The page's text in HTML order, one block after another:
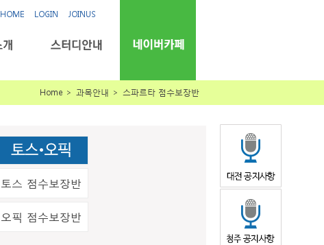
HOME LOGIN JOINUS
Home ＞ 과목안내 ＞ 스파르타 점수보장반
토스 점수보장반
오픽 점수보장반